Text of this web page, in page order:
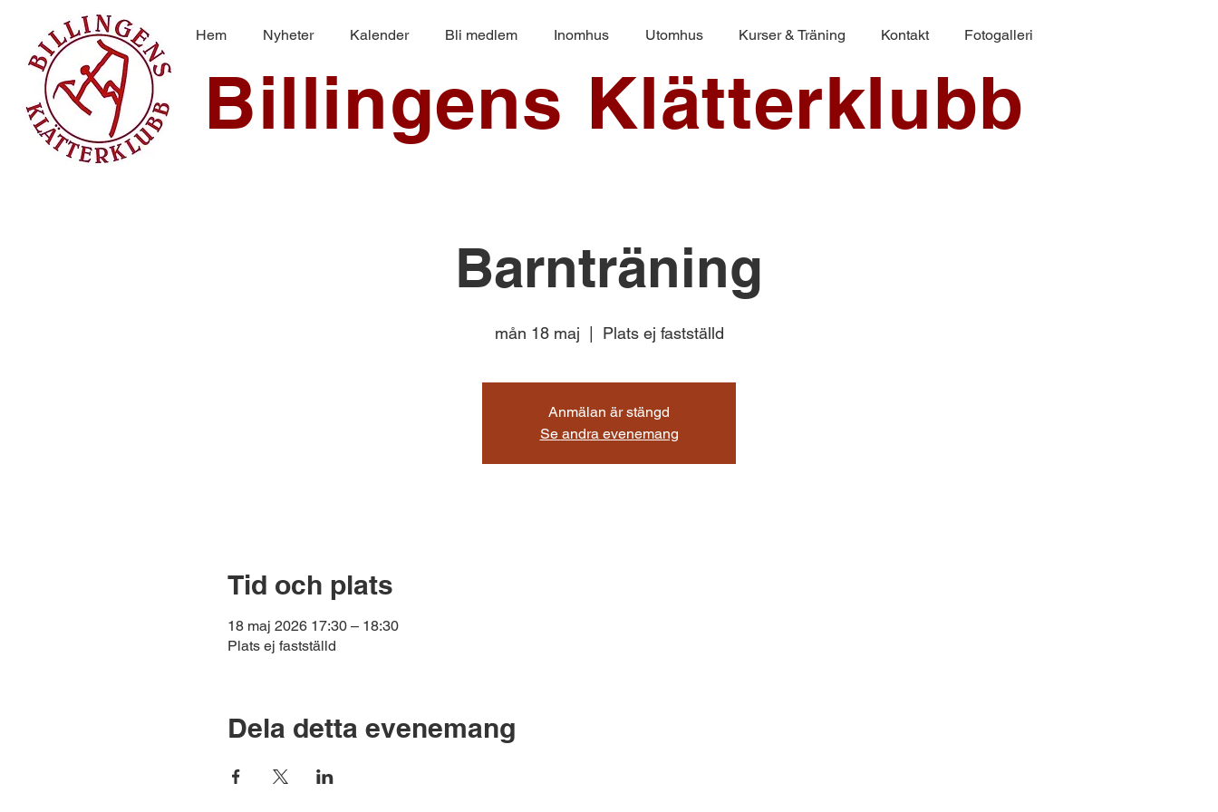
Billingens Klätterklubb
Hem Nyheter Kalender Bli medlem Inomhus Utomhus Kurser & Träning Kontakt Fotogalleri
Barnträning
mån 18 maj Plats ej fastställd
Anmälan är stängd
Se andra evenemang
Tid och plats
18 maj 2026 17:30 – 18:30
Plats ej fastställd
Dela detta evenemang